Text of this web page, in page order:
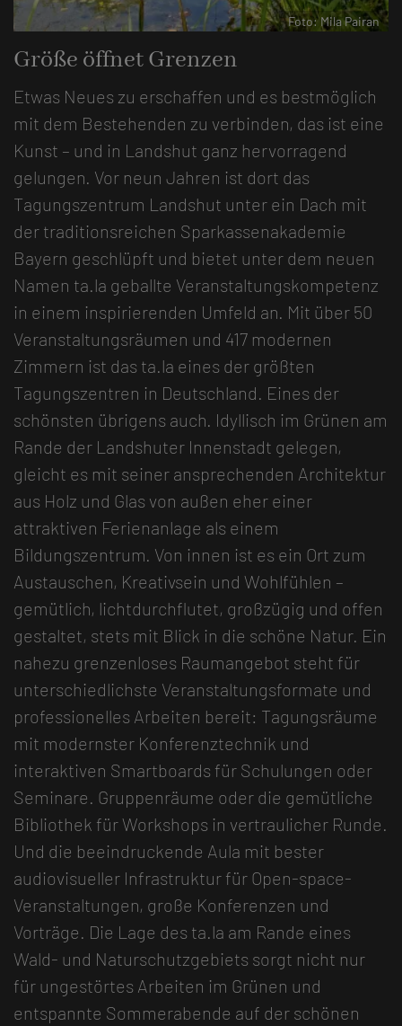
Foto: ta.la tagungszentrum landshut
Größe öffnet Grenzen
Etwas Neues zu erschaffen und es bestmöglich
mit dem Bestehenden zu verbinden, das ist eine
Kunst – und in Landshut ganz hervorragend
gelungen. Vor neun Jahren ist dort das
Tagungszentrum Landshut unter ein Dach mit
der traditionsreichen Sparkassenakademie
Bayern geschlüpft und bietet unter dem neuen
Namen ta.la geballte Veranstaltungskompetenz
in einem inspirierenden Umfeld an. Mit über 50
Veranstaltungsräumen und 417 modernen
Zimmern ist das ta.la eines der größten
Tagungszentren in Deutschland. Eines der
schönsten übrigens auch. Idyllisch im Grünen am
Rande der Landshuter Innenstadt gelegen,
gleicht es mit seiner ansprechenden Architektur
aus Holz und Glas von außen eher einer
attraktiven Ferienanlage als einem
Bildungszentrum. Von innen ist es ein Ort zum
Austauschen, Kreativsein und Wohlfühlen –
gemütlich, lichtdurchflutet, großzügig und offen
gestaltet, stets mit Blick in die schöne Natur. Ein
nahezu grenzenloses Raumangebot steht für
unterschiedlichste Veranstaltungsformate und
professionelles Arbeiten bereit: Tagungsräume
mit modernster Konferenztechnik und
interaktiven Smartboards für Schulungen oder
Seminare. Gruppenräume oder die gemütliche
Bibliothek für Workshops in vertraulicher Runde.
Und die beeindruckende Aula mit bester
audiovisueller Infrastruktur für Open-space-
Veranstaltungen, große Konferenzen und
Vorträge. Die Lage des ta.la am Rande eines
Wald- und Naturschutzgebiets sorgt nicht nur
für ungestörtes Arbeiten im Grünen und
entspannte Sommerabende auf der schönen